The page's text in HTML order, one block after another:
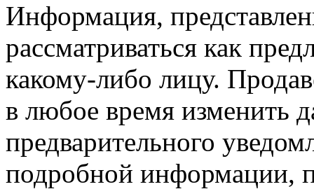
Информация,
рассматриваться как
какому-либо лицу.
в любое время изменить
предварительного
подробной информации,